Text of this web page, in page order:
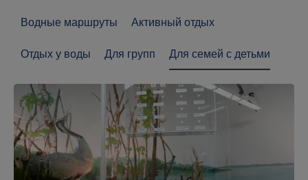
Водные маршруты
Активный отдых
Отдых у воды
Для групп Для семей с детьми